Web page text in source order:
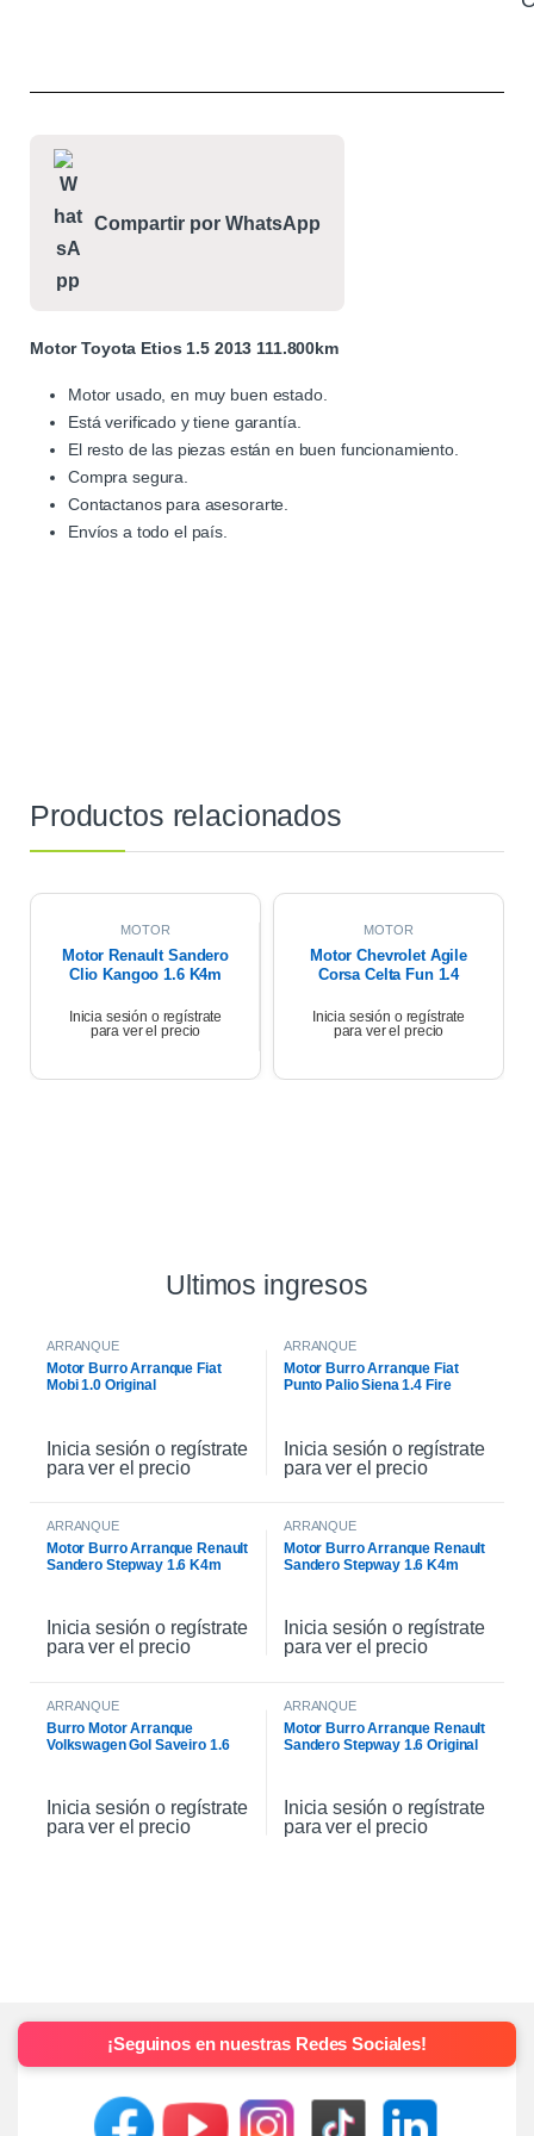
Compartir por WhatsApp
Motor Toyota Etios 1.5 2013 111.800km
Motor usado, en muy buen estado.
Está verificado y tiene garantía.
El resto de las piezas están en buen funcionamiento.
Compra segura.
Contactanos para asesorarte.
Envíos a todo el país.
Productos relacionados
MOTOR
Motor Renault Sandero
Clio Kangoo 1.6 K4m
Inicia sesión o regístrate
para ver el precio
MOTOR
Motor Chevrolet Agile
Corsa Celta Fun 1.4
Inicia sesión o regístrate
para ver el precio
Ultimos ingresos
ARRANQUE
Motor Burro Arranque Fiat
Mobi 1.0 Original
Inicia sesión o regístrate
para ver el precio
ARRANQUE
Motor Burro Arranque Fiat
Punto Palio Siena 1.4 Fire
Inicia sesión o regístrate
para ver el precio
ARRANQUE
Motor Burro Arranque Renault
Sandero Stepway 1.6 K4m
Inicia sesión o regístrate
para ver el precio
ARRANQUE
Motor Burro Arranque Renault
Sandero Stepway 1.6 K4m
Inicia sesión o regístrate
para ver el precio
ARRANQUE
Burro Motor Arranque
Volkswagen Gol Saveiro 1.6
Inicia sesión o regístrate
para ver el precio
ARRANQUE
Motor Burro Arranque Renault
Sandero Stepway 1.6 Original
Inicia sesión o regístrate
para ver el precio
¡Seguinos en nuestras Redes Sociales!